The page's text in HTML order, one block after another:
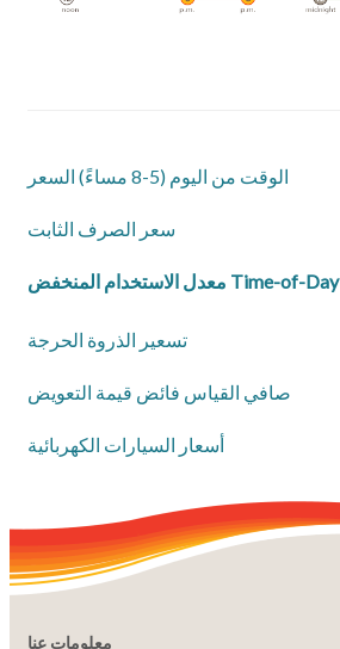
الوقت من اليوم (5-8 مساءً) السعر
سعر الصرف الثابت
معدل الاستخدام المنخفض Time-of-Day
تسعير الذروة الحرجة
صافي القياس فائض قيمة التعويض
أسعار السيارات الكهربائية
معلومات عنا